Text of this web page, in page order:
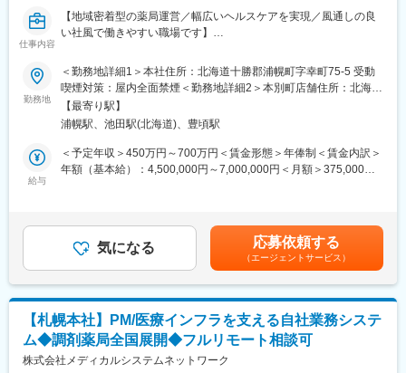
仕事内容
【地域密着型の薬局運営／幅広いヘルスケアを実現／風通しの良
い社風で働きやすい職場です】
当社が運営する帯広市、豊頃町、浦幌町、本別町にある調剤薬局
にて、薬剤師として処方箋調剤、服薬指導、薬歴管理、医師との
連携、在宅医療対応、地域住民への健康相談などを通じ、地域医
療に幅広く貢献します。薬局窓口業務だけでなく、在宅医療や健
康イベントなど多様な場面で、患者様一人ひとりの健康をサポー
トします。
・薬歴管理システムの入力・更新と服薬状況の把握
・医師への疑義照会や処方内容の確認を含む連携
・在宅患者様への訪問薬剤管理指導や服薬サポート
・薬局内の事務や運営に関する業務全般
■扱うサービス
調剤業務全般、在宅訪問薬剤管理指導、健康相談会など地域密着
勤務地
＜勤務地詳細1＞本社住所：北海道十勝郡浦幌町字幸町75-5 受動
喫煙対策：屋内全面禁煙＜勤務地詳細2＞本別町店舗住所：北海道
中川郡本別町南1丁目6番地25 受動喫煙対策：屋内全面禁煙＜勤務
地詳細3＞豊頃町店舗住所：北海道中川郡豊頃町茂岩栄町107番地
【最寄り駅】
浦幌駅、池田駅(北海道)、豊頃駅
給与
＜予定年収＞450万円～700万円＜賃金形態＞年俸制＜賃金内訳＞
年額（基本給）：4,500,000円～7,000,000円＜月額＞375,000円
気になる 応募依頼する
（エージェントサービス）
【札幌本社】PM/医療インフラを支える自社業務システ
ム◆調剤薬局全国展開◆フルリモート相談可
株式会社メディカルシステムネットワーク